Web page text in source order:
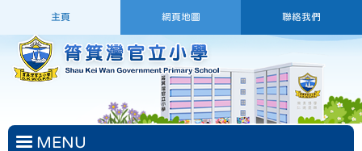
主頁 網頁地圖 聯絡我們
MENU